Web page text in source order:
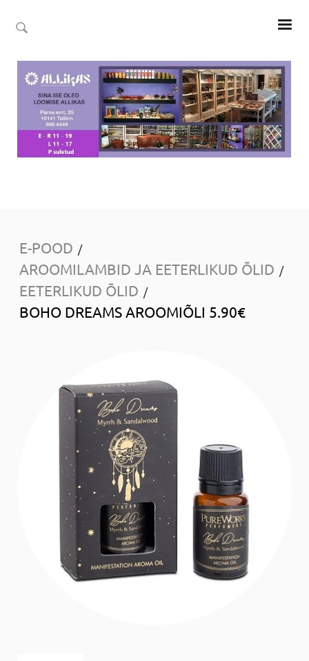
E-POOD /
AROOMILAMBID JA EETERLIKUD ÕLID /
EETERLIKUD ÕLID /
BOHO DREAMS AROOMIÕLI 5.90€